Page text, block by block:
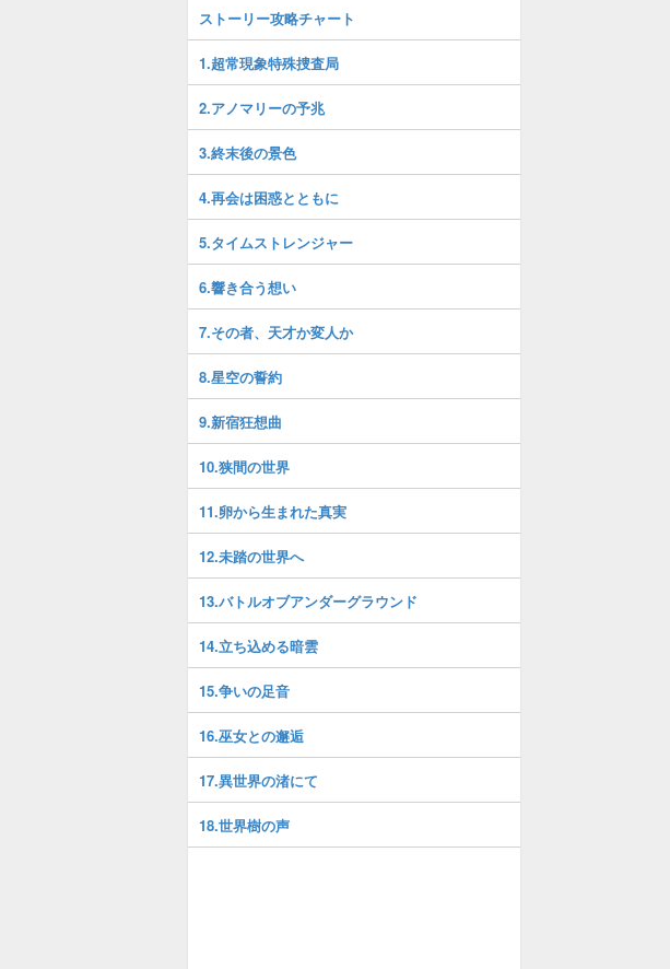
ストーリー攻略チャート
1.超常現象特殊捜査局
2.アノマリーの予兆
3.終末後の景色
4.再会は困惑とともに
5.タイムストレンジャー
6.響き合う想い
7.その者、天才か変人か
8.星空の誓約
9.新宿狂想曲
10.狭間の世界
11.卵から生まれた真実
12.未踏の世界へ
13.バトルオブアンダーグラウンド
14.立ち込める暗雲
15.争いの足音
16.巫女との邂逅
17.異世界の渚にて
18.世界樹の声